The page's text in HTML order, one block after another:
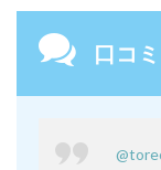
口コミ